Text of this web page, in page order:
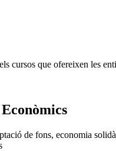
cursos que ofereixen les
de fons, economia